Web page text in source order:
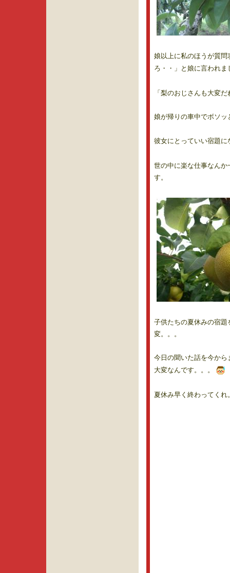
娘以上に私のほうが質
ろ・・」と娘に言われま
「梨のおじさんも大変だ
娘が帰りの車中でボソッ
彼女にとっていい宿題に
世の中に楽な仕事なん
す。
子供たちの夏休みの宿
変。。。
今日の聞いた話を今か
大変なんです。。。
夏休み早く終わってくれ